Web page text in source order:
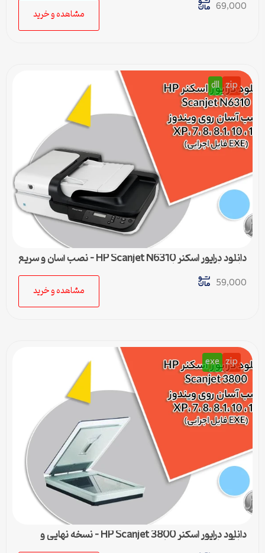
69,000
مشاهده و خرید
zip
dll
دانلود درایور اسکنر HP Scanjet N6310 – نصب آسان و سریع
برای تمامی ویندوزها
59,000
مشاهده و خرید
zip
exe
دانلود درایور اسکنر HP Scanjet 3800 – نسخه نهایی و
سازگار با تمام ویندوزها